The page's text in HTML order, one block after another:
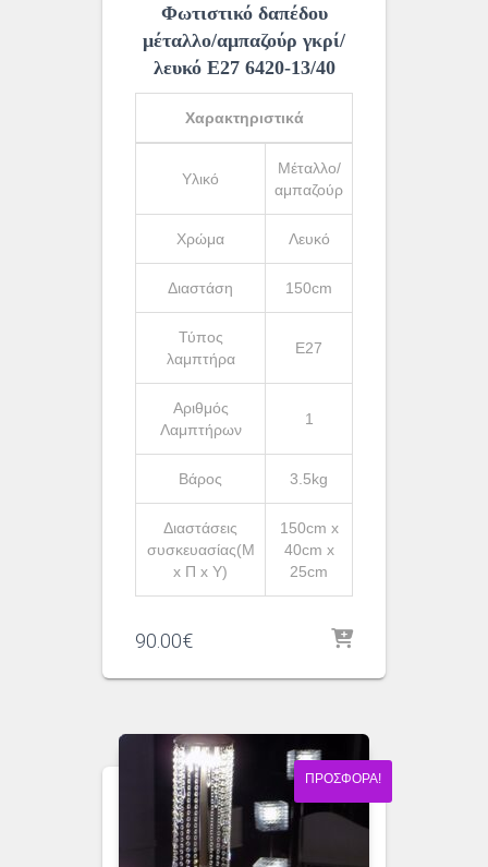
Φωτιστικό δαπέδου
μέταλλο/αμπαζούρ γκρί/
λευκό Ε27 6420-13/40
Χαρακτηριστικά
Υλικό
Μέταλλο/
αμπαζούρ
Χρώμα Λευκό
Διαστάση 150cm
Τύπος
λαμπτήρα
Ε27
Αριθμός
Λαμπτήρων
1
Βάρος 3.5kg
Διαστάσεις
συσκευασίας(Μ
x Π x Υ)
150cm x
40cm x
25cm
90.00€
ΠΡΟΣΦΟΡΆ!